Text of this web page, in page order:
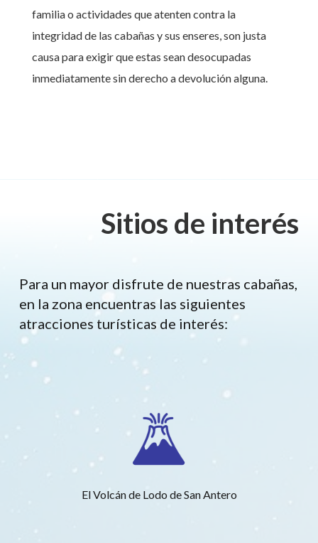
familia o actividades que atenten contra la
integridad de las cabañas y sus enseres, son justa
causa para exigir que estas sean desocupadas
inmediatamente sin derecho a devolución alguna.
Sitios de interés
Para un mayor disfrute de nuestras cabañas,
en la zona encuentras las siguientes
atracciones turísticas de interés:
El Volcán de Lodo de San Antero